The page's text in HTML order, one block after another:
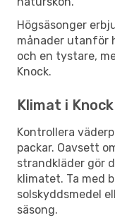
Högsäsonger
månader utanför
och en tystare,
Knock.
Klimat i Knock
Kontrollera
packar. Oavsett
strandkläder gör
klimatet. Ta med
solskyddsmedel
säsong.